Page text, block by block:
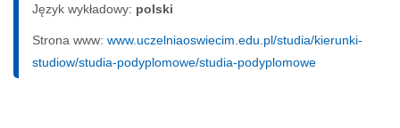
Język wykładowy: polski
Strona www: www.uczelniaoswiecim.edu.pl/studia/kierunki-
studiow/studia-podyplomowe/studia-podyplomowe